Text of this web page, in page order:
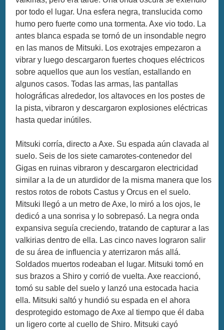
por todo el lugar. Una esfera negra, translucida como
humo pero fuerte como una tormenta. Axe vio todo. La
antes blanca espada se tornó de un insondable negro
en las manos de Mitsuki. Los exotrajes empezaron a
vibrar y luego descargaron fuertes choques eléctricos
sobre aquellos que aun los vestían, estallando en
algunos casos. Todas las armas, las pantallas
holográficas alrededor, los altavoces en los postes de
la pista, vibraron y descargaron explosiones eléctricas
hasta quedar inútiles.
Mitsuki corría, directo a Axe. Su espada aún clavada al
suelo. Seis de los siete camarotes-contenedor del
Gigas en ruinas vibraron y descargaron electricidad
similar a la de un aturdidor de la misma manera que los
restos rotos de robots Castus y Orcus en el suelo.
Mitsuki llegó a un metro de Axe, lo miró a los ojos, le
dedicó a una sonrisa y lo sobrepasó. La negra onda
expansiva seguía creciendo, tratando de capturar a las
valkirias dentro de ella. Las cinco naves lograron salir
de su área de influencia y aterrizaron más allá.
Soldados muertos rodeaban el lugar. Mitsuki tomó en
sus brazos a Shiro y corrió de vuelta. Axe reaccionó,
tomó su sable del suelo y lanzó una estocada hacia
ella. Mitsuki saltó y hundió su espada en el ahora
desprotegido estomago de Axe al tiempo que él daba
un ligero corte al cuello de Shiro. Mitsuki cayó